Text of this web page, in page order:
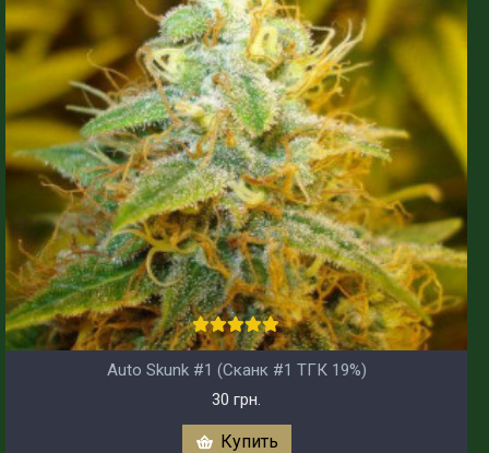
Auto Skunk #1 (Сканк #1 ТГК 19%)
30 грн.
Купить